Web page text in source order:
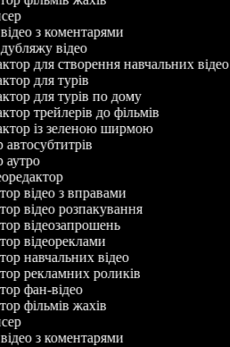
відео з коментарями
дубляжу відео
для створення навчальних відео
для турів
для турів по дому
трейлерів до фільмів
із зеленою ширмою
автосубтитрів
аутро
відео з вправами
відео розпакування
відеозапрошень
відеореклами
навчальних відео
рекламних роликів
фан-відео
фільмів жахів
відео з коментарями